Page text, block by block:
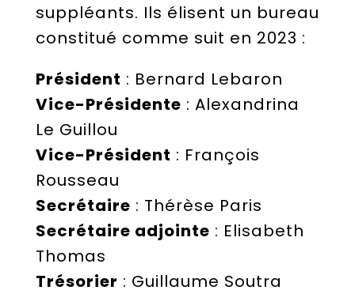
suppléants. Ils élisent un bureau
constitué comme suit en 2023 :
Président : Bernard Lebaron
Vice-Présidente : Alexandrina
Le Guillou
Vice-Président : François
Rousseau
Secrétaire : Thérèse Paris
Secrétaire adjointe : Elisabeth
Thomas
Trésorier : Guillaume Soutra